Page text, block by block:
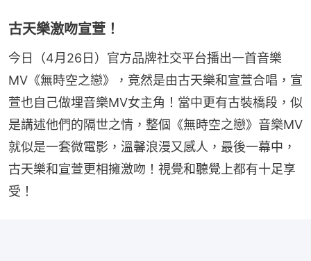
古天樂激吻宣萱！
今日（4月26日）官方品牌社交平台播出一首音樂
MV《無時空之戀》，竟然是由古天樂和宣萱合唱，宣
萱也自己做埋音樂MV女主角！當中更有古裝橋段，似
是講述他們的隔世之情，整個《無時空之戀》音樂MV
就似是一套微電影，溫馨浪漫又感人，最後一幕中，
古天樂和宣萱更相擁激吻！視覺和聽覺上都有十足享
受！